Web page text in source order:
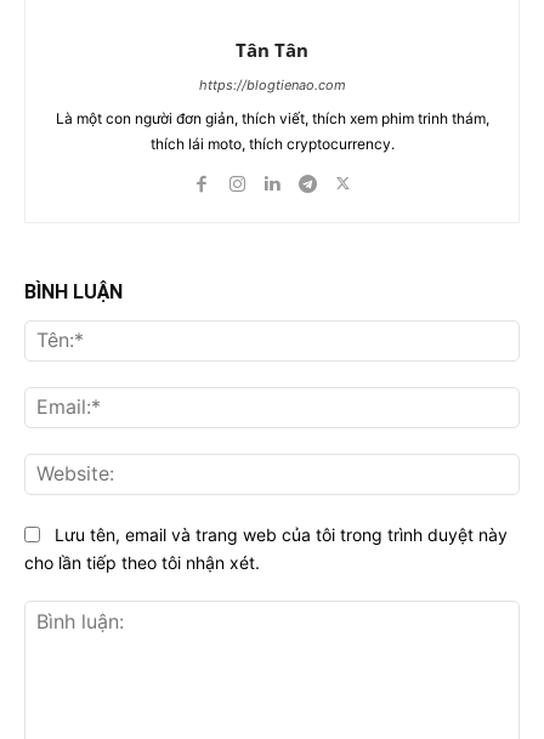
Tân Tân
https://blogtienao.com
Là một con người đơn giản, thích viết, thích xem phim trinh thám,
thích lái moto, thích cryptocurrency.
BÌNH LUẬN
Lưu tên, email và trang web của tôi trong trình duyệt này
cho lần tiếp theo tôi nhận xét.